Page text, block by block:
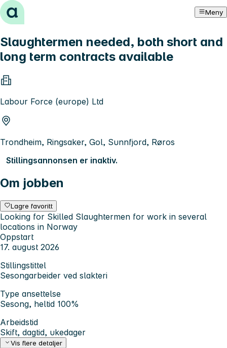
Hopp til innhold Meny
Slaughtermen needed, both short and
long term contracts available
Labour Force (europe) Ltd
Trondheim, Ringsaker, Gol, Sunnfjord, Røros
Stillingsannonsen er inaktiv.
Om jobben
Lagre favoritt
Looking for Skilled Slaughtermen for work in several
locations in Norway
Oppstart
17. august 2026
Stillingstittel
Sesongarbeider ved slakteri
Type ansettelse
Sesong, heltid 100%
Arbeidstid
Skift, dagtid, ukedager
Vis flere detaljer